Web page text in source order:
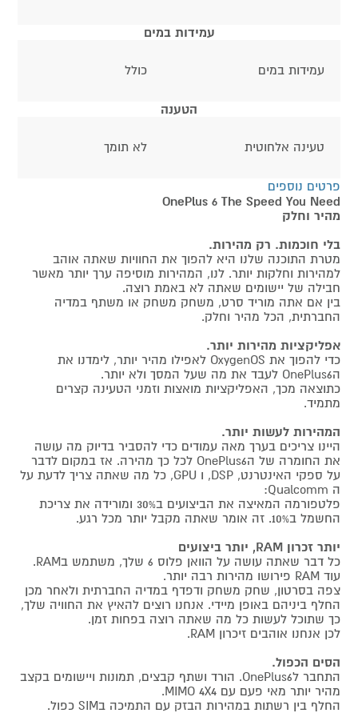
עמידות במים
עמידות במים כולל
הטענה
טעינה אלחוטית לא תומך
פרטים נוספים
OnePlus 6 The Speed You Need
מהיר וחלק
בלי חוכמות. רק מהירות.
מטרת התוכנה שלנו היא להפוך את החוויות שאתה אוהב
למהירות וחלקות יותר. לנו, המהירות מוסיפה ערך יותר מאשר
חבילה של יישומים שאתה לא באמת רוצה.
בין אם אתה מוריד סרט, משחק משחק או משתף במדיה
החברתית, הכל מהיר וחלק.
אפליקציות מהירות יותר.
כדי להפוך את OxygenOS לאפילו מהיר יותר, לימדנו את
הOnePlus6 לעבד את מה שעל המסך ולא יותר.
כתוצאה מכך, האפליקציות מואצות וזמני הטעינה קצרים
מתמיד.
המהירות לעשות יותר.
היינו צריכים בערך מאה עמודים כדי להסביר בדיוק מה עושה
את החומרה של הOnePlus6 לכל כך מהירה. אז במקום לדבר
על ספקי האינטרנט, DSP, ו GPU, כל מה שאתה צריך לדעת על
ה Qualcomm:
פלטפורמה המאיצה את הביצועים ב30% ומורידה את צריכת
החשמל ב10%. זה אומר שאתה מקבל יותר מכל רגע.
יותר זכרון RAM, יותר ביצועים
כל דבר שאתה עושה על הוואן פלוס 6 שלך, משתמש בRAM.
עוד RAM פירושו מהירות רבה יותר.
צפה בסרטון, שחק משחק ודפדף במדיה החברתית ולאחר מכן
החלף ביניהם באופן מיידי. אנחנו רוצים להאיץ את החוויה שלך,
כך שתוכל לעשות כל מה שאתה רוצה בפחות זמן.
לכן אנחנו אוהבים זיכרון RAM.
הסים הכפול.
התחבר לOnePlus6. הורד ושתף קבצים, תמונות ויישומים בקצב
מהיר יותר מאי פעם עם MIMO 4X4.
החלף בין רשתות במהירות הבזק עם התמיכה בSIM כפול.